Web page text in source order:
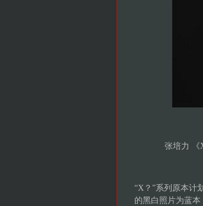
张培力 《
“X？”系列原本计
的黑白照片为蓝